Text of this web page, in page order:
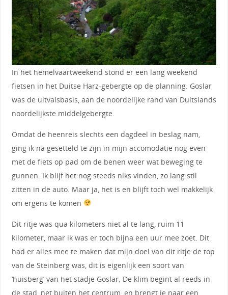
In het hemelvaartweekend stond er een lang weekend
fietsen in het Duitse Harz-gebergte op de planning. Goslar
was de uitvalsbasis, aan de noordelijke rand van Duitslands
noordelijkste middelgebergte.
Omdat de heenreis slechts een dagdeel in beslag nam,
ging ik na gesetteld te zijn in mijn accomodatie nog even
met de fiets op pad om de benen weer wat beweging te
gunnen. Ik blijf het nog steeds niks vinden, zo lang stil
zitten in de auto. Maar ja, het is en blijft toch wel makkelijk
om ergens te komen
Dit ritje was qua kilometers niet al te lang, ruim 11
kilometer, maar ik was er toch bijna een uur mee zoet. Dit
had er alles mee te maken dat mijn doel van dit ritje de top
van de Steinberg was, dit is eigenlijk een soort van
‘huisberg’ van het stadje Goslar. De klim begint al reeds in
de stad, net buiten het centrum, en brengt je naar een